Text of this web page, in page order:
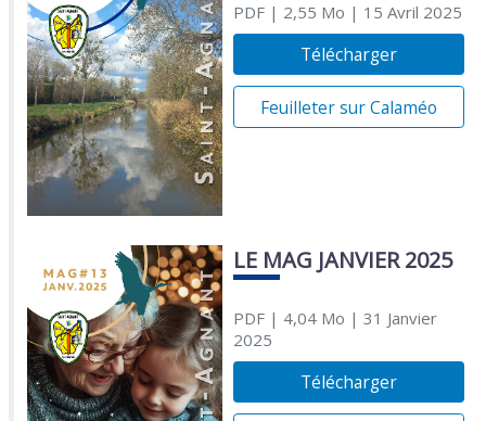
PDF| 2,55 Mo | 15 Avril 2025
Télécharger
Feuilleter sur Calaméo
LE MAG JANVIER 2025
PDF| 4,04 Mo | 31 Janvier
2025
Télécharger